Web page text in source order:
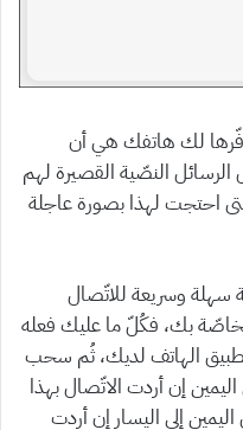
يوفّرها لك هاتفك هي أن
النصّية القصيرة لهم
احتجت لهذا بصورة عاجلة
سهلة وسريعة للاتّصال
بك، فكُلّ ما عليك فعله
الهاتف لديك، ثُم سحب
إن أردت الاتّصال بهذا
إلى اليسار إن أردت